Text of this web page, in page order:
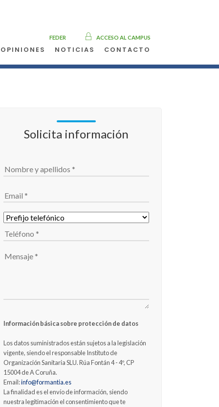
Solicita información
Información básica sobre protección de datos
Los datos suministrados están sujetos a la legislación
vigente, siendo el responsable Instituto de
Organización Sanitaria SLU. Rúa Fontán 4 - 4º, CP
15004 de A Coruña.
Email:info@formantia.es
La finalidad es el envío de información, siendo
nuestra legitimación el consentimiento que te
FEDER ACCESO AL CAMPUS
OPINIONES NOTICIAS CONTACTO